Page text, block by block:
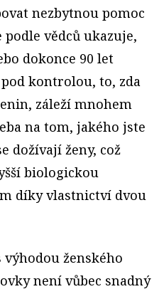
nezbytnou pomoc
podle vědců ukazuje,
dokonce 90 let
kontrolou, to, zda
záleží mnohem
na tom, jakého jste
dožívají ženy, což
biologickou
díky vlastnictví dvou
ženského
není vůbec snadný